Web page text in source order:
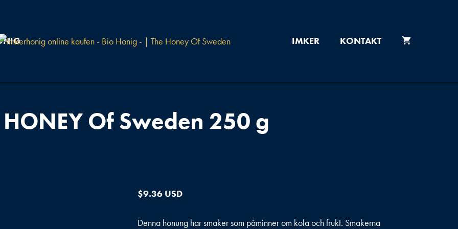
IMKER KONTAKT
HONEY Of Sweden 250 g
$9.36 USD
Denna honung har smaker som påminner om kola och frukt. Smakerna